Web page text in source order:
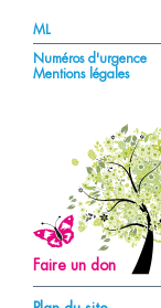
ML
Numéros d'urgence
Mentions légales
Faire un don